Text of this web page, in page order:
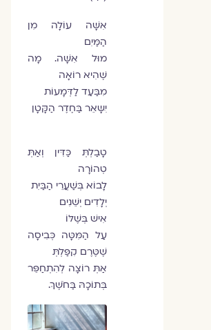
אִשָּׁה עוֹלָה מִן
הַמַּיִם
מוּל אִשָּׁה. מָה
שֶׁהִיא רוֹאָה
מִבַּעַד לַדְּמָעוֹת
יִׁשָּאֵר בַּחֶדֶר הַקָּטָן
טָבַלְתְּ כַּדִּין וְאַתְּ
טְהוֹרָה
לָבוֹא בְּשַׁעֲרֵי הַבַּיִת
יְלָדִים יְשֵׁנִים
אִישׁ בְּשֶׁלּוֹ
עַל הַמִּטָּה כְּבִיסָה
שֶׁטֶּרֶם קִפַּלְתְּ
אַתְּ רוֹצָה לְהִתְחַפֵּר
בְּתוֹכָהּ בַּחֹשֶׁךְ.